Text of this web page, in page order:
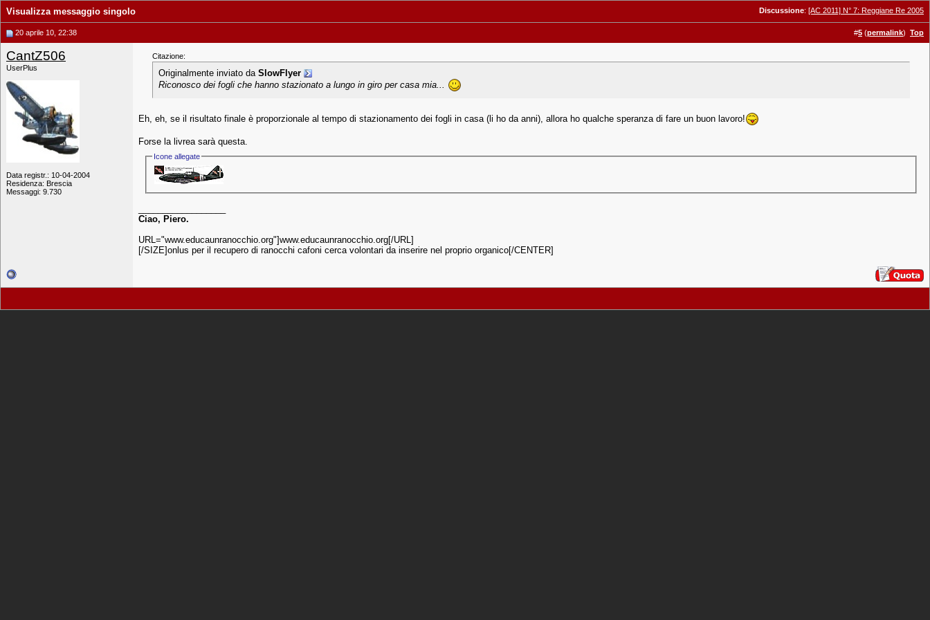
Discussione: [AC 2011] N° 7: Reggiane Re 2005
Visualizza messaggio singolo
20 aprile 10, 22:38 #5 (permalink) Top
CantZ506
UserPlus
Data registr.: 10-04-2004
Residenza: Brescia
Messaggi: 9.730
Citazione:
Originalmente inviato da SlowFlyer
Riconosco dei fogli che hanno stazionato a lungo in giro per casa mia...
Eh, eh, se il risultato finale è proporzionale al tempo di stazionamento dei fogli in casa (li ho da anni), allora ho qualche speranza di fare un buon lavoro!
Forse la livrea sarà questa.
Icone allegate
Ciao, Piero.
URL="www.educaunranocchio.org"]www.educaunranocchio.org[/URL]
[/SIZE]onlus per il recupero di ranocchi cafoni cerca volontari da inserire nel proprio organico[/CENTER]